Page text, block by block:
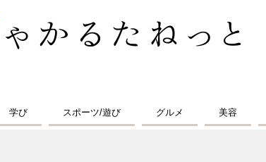
学び スポーツ/遊び グルメ 美容